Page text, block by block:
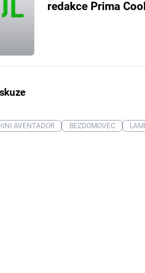
redakce Prima Cool
AVENTADOR BEZDOMOVEC